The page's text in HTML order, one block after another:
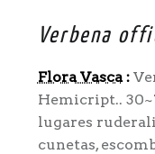
Verbena
Flora Vasca:
Hemicript..
lugares
cunetas,